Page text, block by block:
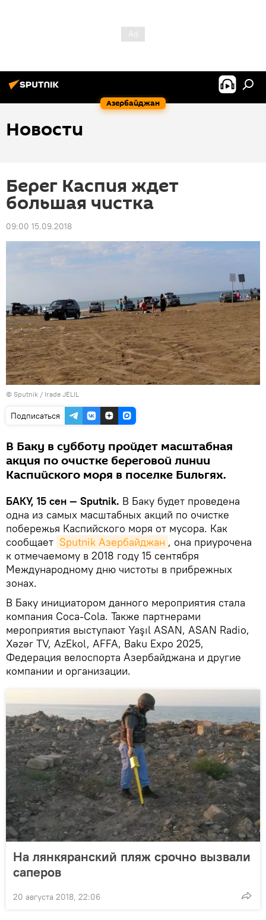
Азербайджан
Новости
Берег Каспия ждет
большая чистка
09:00 15.09.2018
© Sputnik / Irade JELIL
Подписаться
В Баку в субботу пройдет масштабная
акция по очистке береговой линии
Каспийского моря в поселке Бильгях.
БАКУ, 15 сен — Sputnik. В Баку будет проведена
одна из самых масштабных акций по очистке
побережья Каспийского моря от мусора. Как
сообщает Sputnik Азербайджан , она приурочена
к отмечаемому в 2018 году 15 сентября
Международному дню чистоты в прибрежных
зонах.
В Баку инициатором данного мероприятия стала
компания Coca-Cola. Также партнерами
мероприятия выступают Yaşıl ASAN, ASAN Radio,
Xəzər TV, AzEkol, AFFA, Baku Expo 2025,
Федерация велоспорта Азербайджана и другие
компании и организации.
На лянкяранский пляж срочно вызвали
саперов
20 августа 2018, 22:06